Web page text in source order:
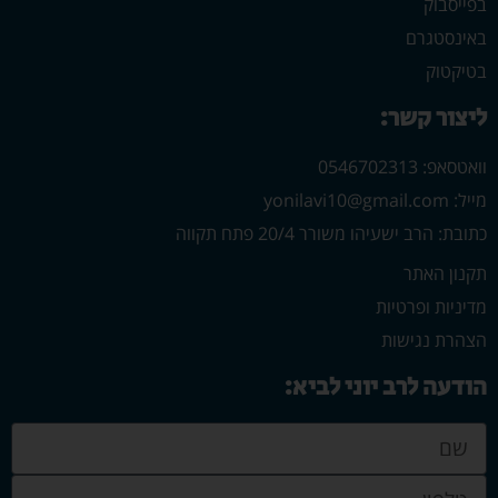
באינסטגרם
בטיקטוק
ליצור קשר:
וואטסאפ: 0546702313
מייל: yonilavi10@gmail.com
כתובת: הרב ישעיהו משורר 20/4 פתח תקווה
תקנון האתר
מדיניות ופרטיות
הצהרת נגישות
הודעה לרב יוני לביא: